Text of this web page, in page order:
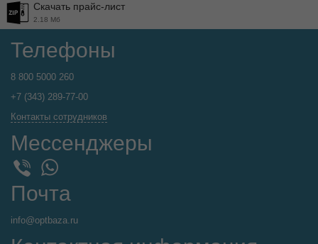
Скачать прайс-лист
2.18 Мб
Телефоны
8 800 5000 260
+7 (343) 289-77-00
Контакты сотрудников
Мессенджеры
WhatsApp
Почта
info@optbaza.ru